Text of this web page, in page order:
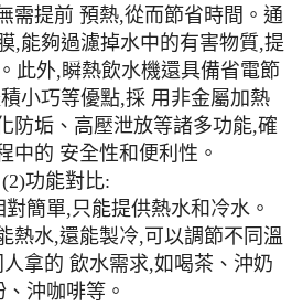
需提前 預熱,從而節省時間。通
,能夠過濾掉水中的有害物質,提
此外,瞬熱飲水機還具備省電節
小巧等優點,採 用非金屬加熱
防垢、高壓泄放等諸多功能,確
中的 安全性和便利性。
(2)功能對比:
簡單,只能提供熱水和冷水。
熱水,還能製冷,可以調節不同溫
拿的 飲水需求,如喝茶、沖奶
、沖咖啡等。